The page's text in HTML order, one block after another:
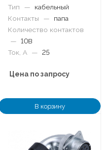
Тип
—
кабельный
Контакты
—
папа
Количество контактов
— 10B
Ток, А
— 25
Цена по запросу
В корзину